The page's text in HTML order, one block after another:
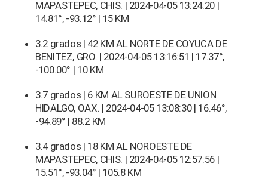
MAPASTEPEC, CHIS. | 2024-04-05 13:24:20 |
14.81°, -93.12° | 15 KM
3.2 grados | 42 KM AL NORTE DE COYUCA DE
BENITEZ, GRO. | 2024-04-05 13:16:51 | 17.37°,
-100.00° | 10 KM
3.7 grados | 6 KM AL SUROESTE DE UNION
HIDALGO, OAX. | 2024-04-05 13:08:30 | 16.46°,
-94.89° | 88.2 KM
3.4 grados | 18 KM AL NOROESTE DE
MAPASTEPEC, CHIS. | 2024-04-05 12:57:56 |
15.51°, -93.04° | 105.8 KM